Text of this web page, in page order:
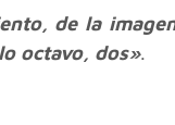
de la
octavo, dos».